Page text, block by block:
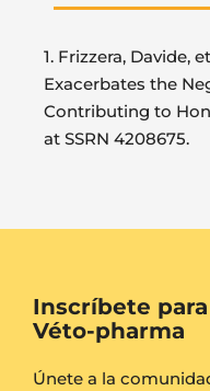
1. Frizzera, Davide,
Exacerbates the
Contributing to
at SSRN 4208675.
Inscríbete
Véto-pharma
Únete a la